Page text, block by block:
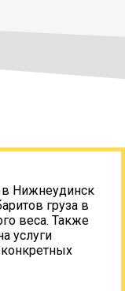
в Нижнеудинск
груза в
веса. Также
услуги